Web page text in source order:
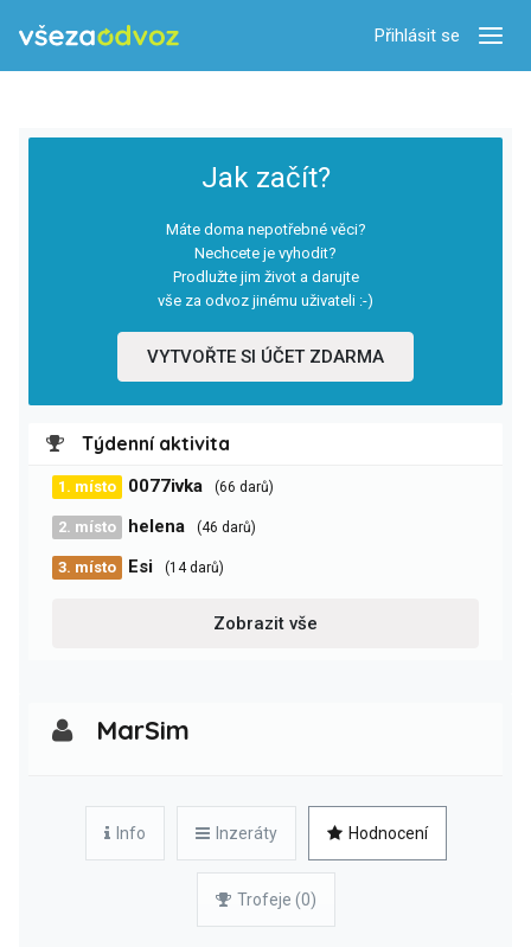
Přihlásit se
Jak začít?
Máte doma nepotřebné věci?
Nechcete je vyhodit?
Prodlužte jim život a darujte
vše za odvoz jinému uživateli :-)
VYTVOŘTE SI ÚČET ZDARMA
Týdenní aktivita
1. místo 0077ivka (66 darů)
2. místo helena (46 darů)
3. místo Esi (14 darů)
Zobrazit vše
MarSim
Info Inzeráty Hodnocení
Trofeje (0)